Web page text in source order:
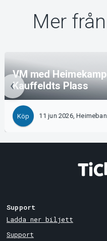
Mer
VM med
Kauffeldts Plass
Köp 11 jun 2026,
Support
Ladda ner biljett
Support